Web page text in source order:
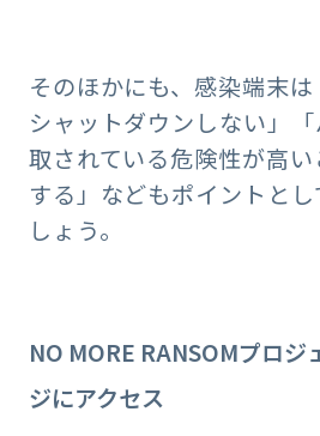
そのほかにも、感染端末
シャットダウンしない」
取されている危険性が高
する」などもポイントと
しょう。
NO MORE RANSOMプロジ
ジにアクセス